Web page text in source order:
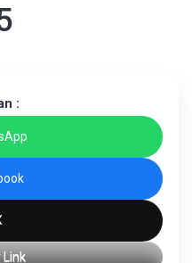
:
Link